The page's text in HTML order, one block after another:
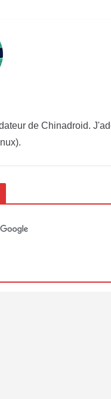
de Chinadroid.